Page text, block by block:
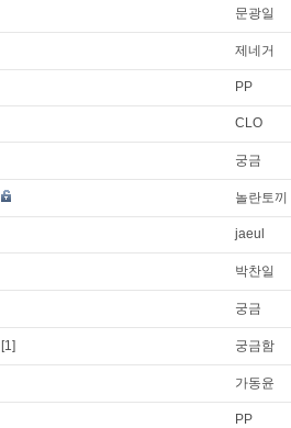
문광일
제네거
PP
CLO
궁금
놀란토끼
jaeul
박찬일
궁금
[1] 궁금함
가동윤
PP